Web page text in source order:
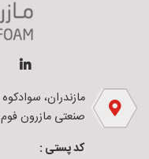
صنعتی مازرون فوم
کد پستی :